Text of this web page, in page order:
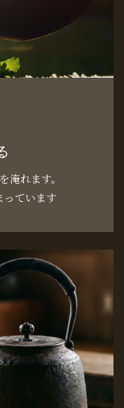
淹れます。
っています